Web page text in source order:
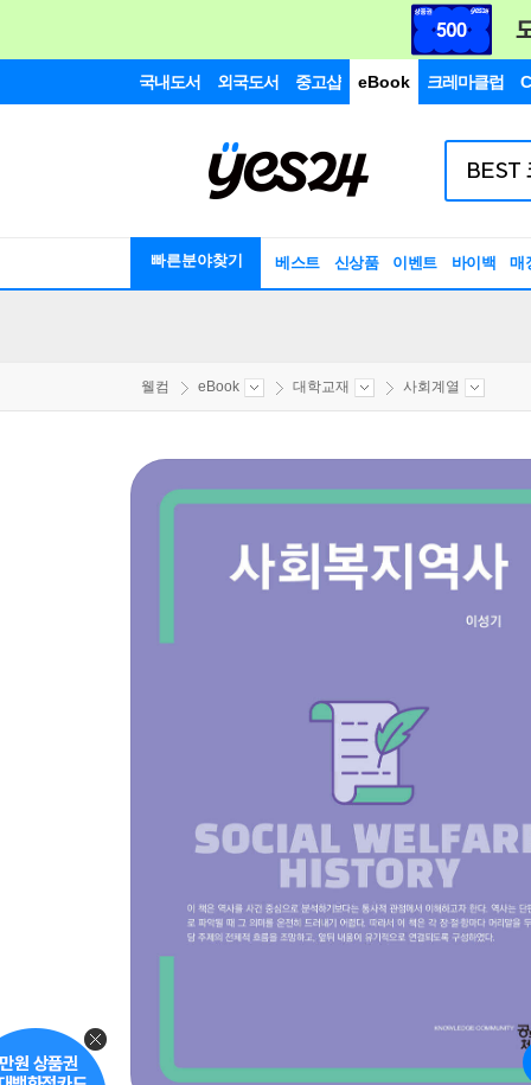
국내도서 외국도서 중고샵 eBook 크레마클럽
빠른분야찾기 베스트 신상품 이벤트 바이백 매
웰컴 eBook 대학교재 사회계열